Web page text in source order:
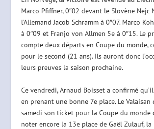
Marco Pfiffner, 0″02 devant le Slovène Nejc
l’Allemand Jacob Schramm à 0″07. Marco
à 0″09 et Franjo von Allmen 5e à 0″15. Le
compte deux départs en Coupe du monde,
pour le second (21 ans). Ils auront donc
leurs preuves la saison prochaine.
Ce vendredi, Arnaud Boisset a confirmé
en prenant une bonne 7e place. Le
samedi son ticket pour la Coupe du monde
noter encore la 13e place de Gaël Zulauf, la